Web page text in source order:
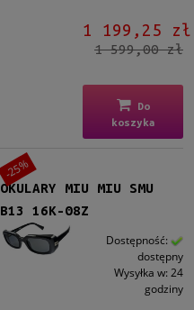
1 199,25 zł
1 599,00 zł
Do
koszyka
OKULARY MIU MIU SMU
B13 16K-08Z
Dostępność:
dostępny
Wysyłka w: 24
godziny
-25%